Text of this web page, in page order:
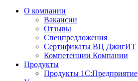
О компании
Вакансии
Отзывы
Спецпредложения
Сертификаты ВЦ ДжигИТ
Компетенции Компании
Продукты
Продукты 1С:Предприятие